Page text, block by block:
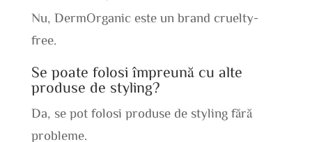
Nu, DermOrganic este un brand cruelty-
free.
Se poate folosi împreună cu alte
produse de styling?
Da, se pot folosi produse de styling fără
probleme.